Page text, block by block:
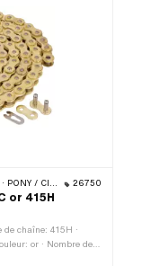
· TOMOS · BYE BIKE 26750
or 415H
chaîne: 415H ·
or · Nombre de
1626 mm ·